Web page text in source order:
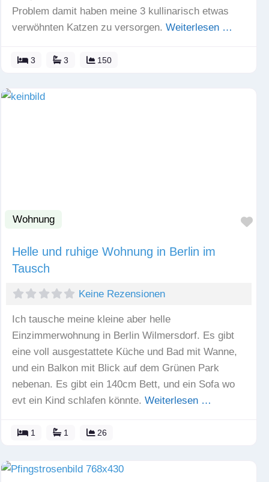
Problem damit haben meine 3 kullinarisch etwas
verwöhnten Katzen zu versorgen. Weiterlesen …
3 3 150
Wohnung
Helle und ruhige Wohnung in Berlin im
Tausch
Keine Rezensionen
Ich tausche meine kleine aber helle
Einzimmerwohnung in Berlin Wilmersdorf. Es gibt
eine voll ausgestattete Küche und Bad mit Wanne,
und ein Balkon mit Blick auf dem Grünen Park
nebenan. Es gibt ein 140cm Bett, und ein Sofa wo
evt ein Kind schlafen könnte. Weiterlesen …
1 1 26